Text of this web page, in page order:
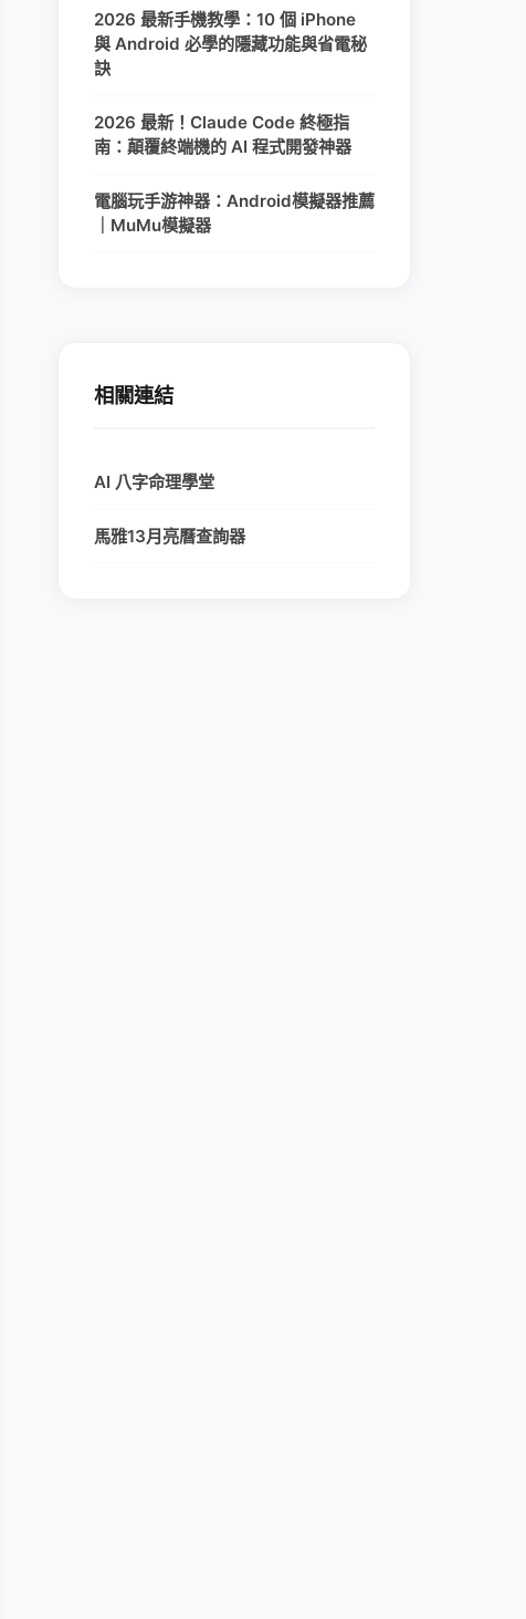
2026 最新手機教學：10 個 iPhone
與 Android 必學的隱藏功能與省電秘
訣
2026 最新！Claude Code 終極指
南：顛覆終端機的 AI 程式開發神器
電腦玩手游神器：Android模擬器推薦
｜MuMu模擬器
相關連結
AI 八字命理學堂
馬雅13月亮曆查詢器